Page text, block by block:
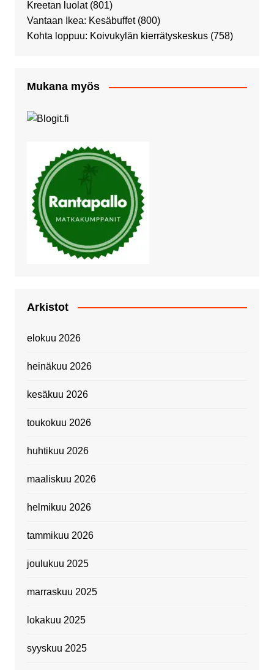
Kreetan luolat (801)
Vantaan Ikea: Kesäbuffet (800)
Kohta loppuu: Koivukylän kierrätyskeskus (758)
Mukana myös
Arkistot
elokuu 2026
heinäkuu 2026
kesäkuu 2026
toukokuu 2026
huhtikuu 2026
maaliskuu 2026
helmikuu 2026
tammikuu 2026
joulukuu 2025
marraskuu 2025
lokakuu 2025
syyskuu 2025